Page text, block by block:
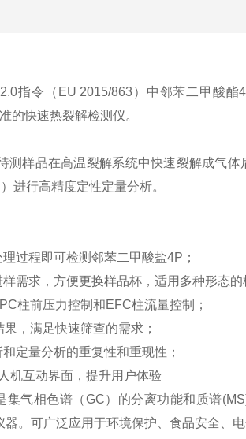
指令（EU 2015/863）中邻苯二甲酸
的快速热裂解检测仪。
测样品在高温裂解系统中快速裂解成气
进行高精度定性定量分析。
过程即可检测邻苯二甲酸盐4P；
需求，方便更换样品杯，适用多种形态的
柱前压力控制和EFC柱流量控制；
，满足快速筛查的需求；
定量分析的重复性和重现性；
机互动界面，提升用户体验
集气相色谱（GC）的分离功能和质谱
器。可广泛应用于环境保护、食品安全、